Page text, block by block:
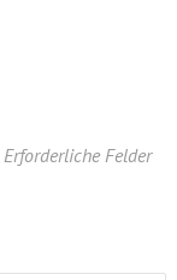
Erforderliche Felder